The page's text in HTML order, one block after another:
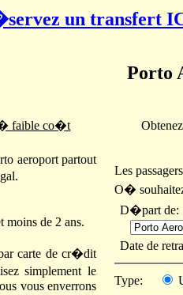
un transfert
Porto
� faible co�t
aeroport partout
de 2 ans.
carte de cr�dit
simplement le
vous enverrons
Les
O�
D�part de:
Date de
Type: